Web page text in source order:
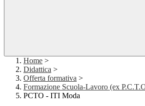
Home >
Didattica >
Offerta formativa >
Formazione Scuola-Lavoro (ex
PCTO - ITI Moda